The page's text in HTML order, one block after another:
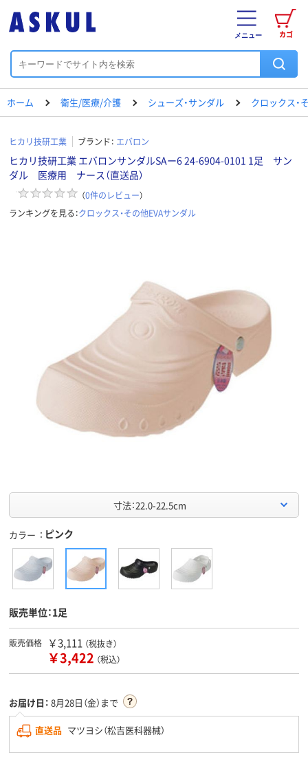
カゴ
メニュー
ホーム 衛生/医療/介護 シューズ・サンダル クロックス・
ヒカリ技研工業 ブランド： エバロン
ヒカリ技研工業 エバロンサンダルSAー6 24-6904-0101 1足 サン
ダル 医療用 ナース（直送品）
（0件のレビュー）
ランキングを見る：クロックス・その他EVAサンダル
寸法：22.0-22.5cm
カラー ピンク
販売単位：1足
販売価格 ￥3,111 （税抜き）
￥3,422 （税込）
お届け日： 8月28日（金）まで
直送品 マツヨシ（松吉医科器械）